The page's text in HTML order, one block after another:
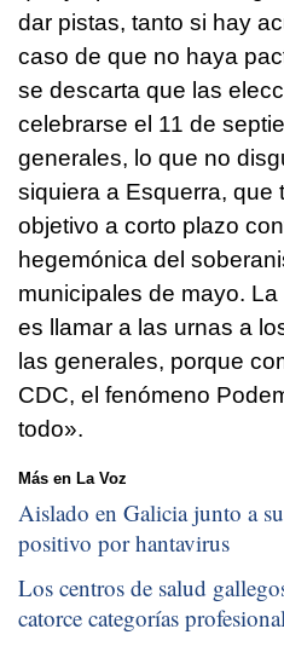
dar pistas, tanto si hay
caso de que no haya
se descarta que las
celebrarse el 11 de
generales, lo que no
siquiera a Esquerra, que
objetivo a corto plazo
hegemónica del
municipales de mayo.
es llamar a las urnas a
las generales, porque
CDC, el fenómeno
todo».
Más en La Voz
Aislado en Galicia junto a
positivo por hantavirus
Los centros de salud
catorce categorías